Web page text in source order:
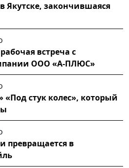
Якутске, закончившаяся
встреча с
ООО «А-ПЛЮС»
стук колес», который
превращается в